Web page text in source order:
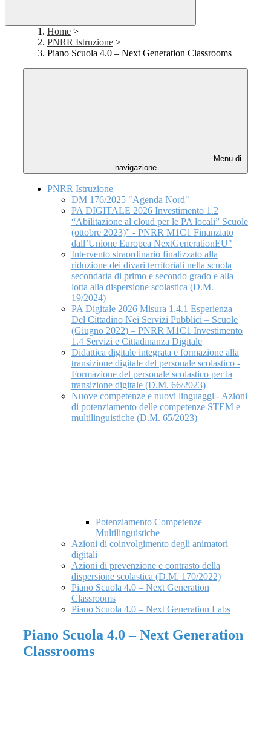
Home >
PNRR Istruzione >
Piano Scuola 4.0 – Next Generation Classrooms
Menu di
navigazione
PNRR Istruzione
DM 176/2025 "Agenda Nord"
PA DIGITALE 2026 Investimento 1.2
“Abilitazione al cloud per le PA locali” Scuole
(ottobre 2023)” - PNRR M1C1 Finanziato
dall’Unione Europea NextGenerationEU"
Intervento straordinario finalizzato alla
riduzione dei divari territoriali nella scuola
secondaria di primo e secondo grado e alla
lotta alla dispersione scolastica (D.M.
19/2024)
PA Digitale 2026 Misura 1.4.1 Esperienza
Del Cittadino Nei Servizi Pubblici – Scuole
(Giugno 2022) – PNRR M1C1 Investimento
1.4 Servizi e Cittadinanza Digitale
Didattica digitale integrata e formazione alla
transizione digitale del personale scolastico -
Formazione del personale scolastico per la
transizione digitale (D.M. 66/2023)
Nuove competenze e nuovi linguaggi - Azioni
di potenziamento delle competenze STEM e
multilinguistiche (D.M. 65/2023)
Potenziamento Competenze
Multilinguistiche
Azioni di coinvolgimento degli animatori
digitali
Azioni di prevenzione e contrasto della
dispersione scolastica (D.M. 170/2022)
Piano Scuola 4.0 – Next Generation
Classrooms
Piano Scuola 4.0 – Next Generation Labs
Piano Scuola 4.0 – Next Generation
Classrooms